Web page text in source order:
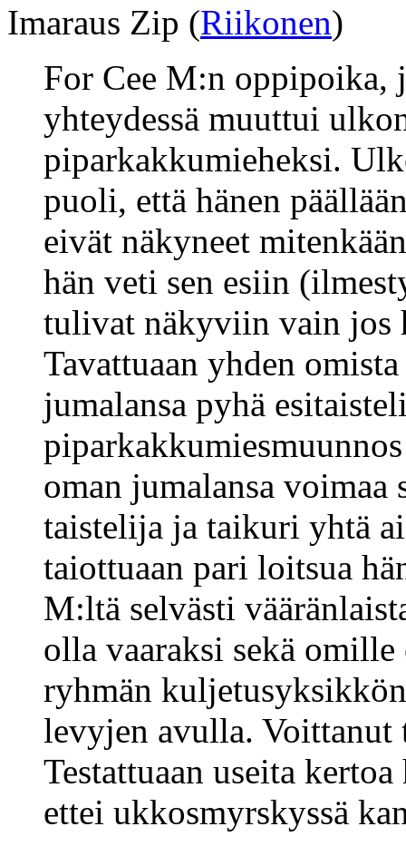
Imaraus Zip (Riikonen)
For Cee M:n
yhteydessä muuttui
piparkakkumieheksi.
puoli, että hänen
eivät näkyneet
hän veti sen esiin
tulivat näkyviin vain jos
Tavattuaan yhden
jumalansa pyhä
oman jumalansa voimaa
taistelija ja taikuri yhtä
taiottuaan pari loitsua
M:ltä selvästi
olla vaaraksi sekä
ryhmän
levyjen avulla. Voittanut
Testattuaan useita
ettei ukkosmyrskyssä